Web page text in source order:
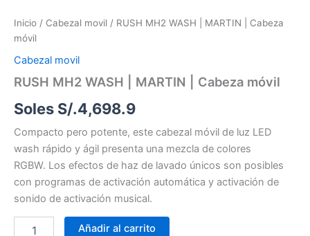
Inicio / Cabezal movil / RUSH MH2 WASH | MARTIN | Cabeza
móvil
Cabezal movil
RUSH MH2 WASH | MARTIN | Cabeza móvil
Soles S/.4,698.9
Compacto pero potente, este cabezal móvil de luz LED
wash rápido y ágil presenta una mezcla de colores
RGBW. Los efectos de haz de lavado únicos son posibles
con programas de activación automática y activación de
sonido de activación musical.
Añadir al carrito